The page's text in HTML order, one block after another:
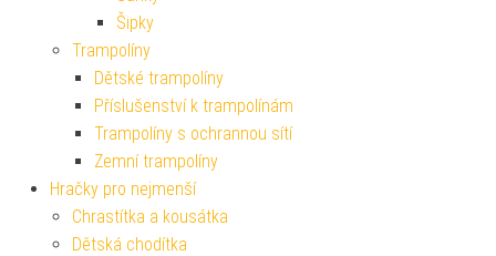
Šipky
Trampolíny
Dětské trampolíny
Příslušenství k trampolínám
Trampolíny s ochrannou sítí
Zemní trampolíny
Hračky pro nejmenší
Chrastítka a kousátka
Dětská chodítka